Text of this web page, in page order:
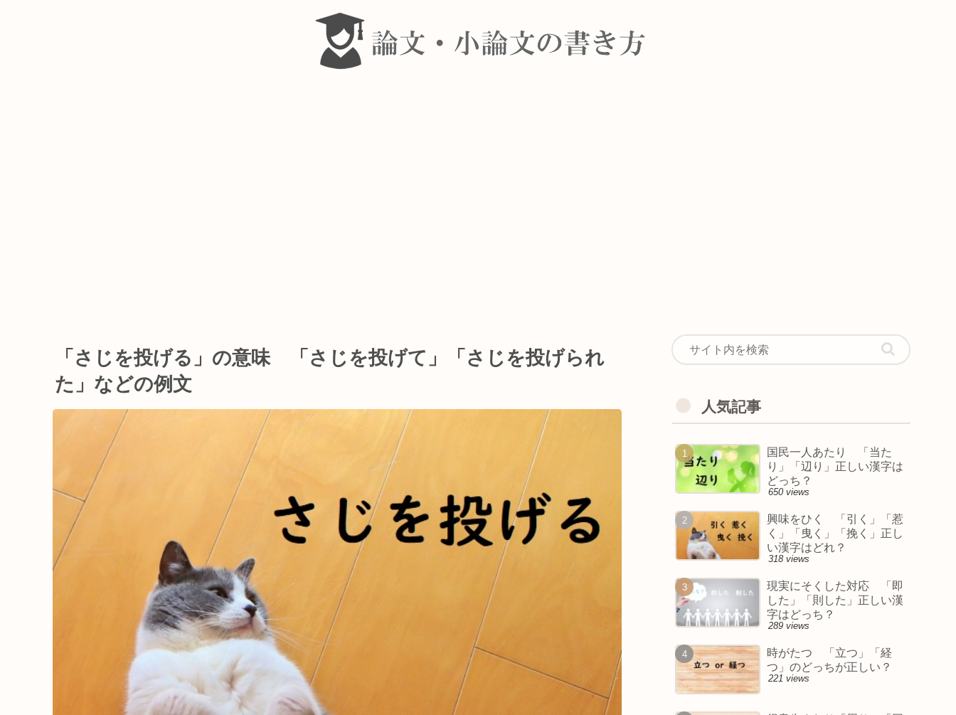
「さじを投げる」の意味 「さじを投げて」「さじを投げられ
た」などの例文
人気記事
国民一人あたり 「当た
り」「辺り」正しい漢字は
どっち？
650 views
興味をひく 「引く」「惹
く」「曳く」「挽く」正し
い漢字はどれ？
318 views
現実にそくした対応 「即
した」「則した」正しい漢
字はどっち？
289 views
時がたつ 「立つ」「経
つ」のどっちが正しい？
221 views